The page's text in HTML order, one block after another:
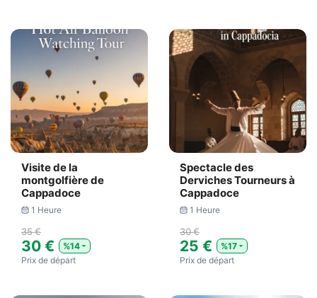
Visite de la
montgolfière de
Cappadoce
1 Heure
35 €
30 €
%14
Prix ​​de départ
Spectacle des
Derviches Tourneurs à
Cappadoce
1 Heure
30 €
25 €
%17
Prix ​​de départ